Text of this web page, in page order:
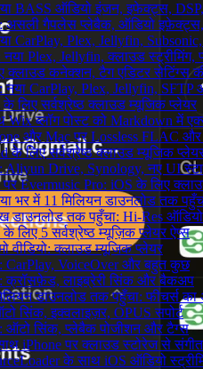
BASS ऑडियो इंजन, इफेक्ट्स,
असली गैपलेस प्लेबैक, ऑडियो इफ़ेक्ट्स,
CarPlay, Plex, Jellyfin,
Plex, Jellyfin, क्लाउड
क्लाउड कनेक्शन, टैग एडिटर सेटिंग्स की
नया CarPlay, Plex, Jellyfin, SFTP
लिए सर्वश्रेष्ठ क्लाउड म्यूजिक प्लेयर
ब्लॉग पोस्ट को Markdown में
और Mac पर Lossless FLAC
के लिए सर्वश्रेष्ठ क्लाउड म्यूजिक
Aliyun Drive, Synology, नए UI
पर Evermusic Pro: iOS के लिए
भर में 11 मिलियन डाउनलोड तक
डाउनलोड तक पहुँचा: Hi-Res ऑडियो
लिए 5 सर्वश्रेष्ठ म्यूज़िक प्लेयर ऐप्स
वीडियो: क्लाउड म्यूजिक प्लेयर
CarPlay, VoiceOver और बहुत कुछ
क्रॉसफ़ेड, लाइब्रेरी सिंक और बैकअप
डाउनलोड तक पहुँचा: फीचर्स
सिंक, इक्वलाइज़र, OPUS सपोर्ट
ऑटो सिंक, प्लेबैक पोजीशन और टैग्स
iPhone पर क्लाउड स्टोरेज से
के साथ iOS ऑडियो